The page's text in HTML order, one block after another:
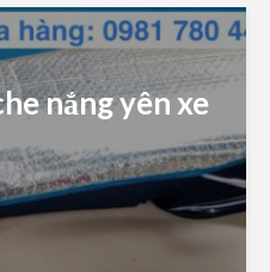
nắng yên xe